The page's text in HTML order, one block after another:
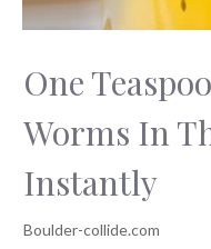
One
Worms In
Instantly